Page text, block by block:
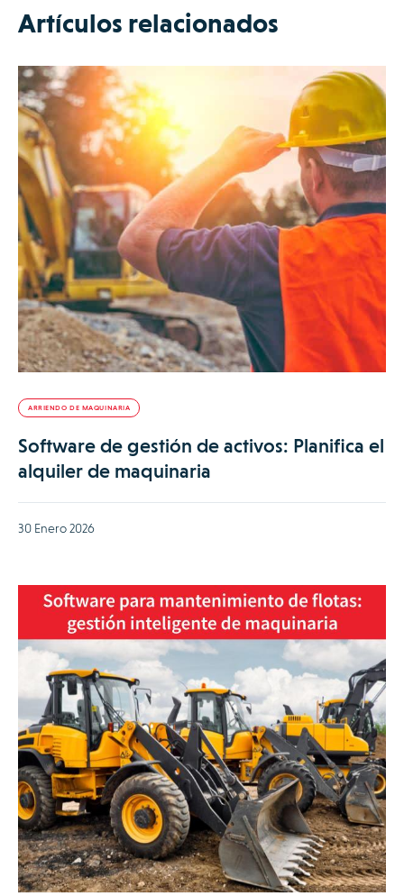
Artículos relacionados
ARRIENDO DE MAQUINARIA
Software de gestión de activos: Planifica el
alquiler de maquinaria
30 Enero 2026